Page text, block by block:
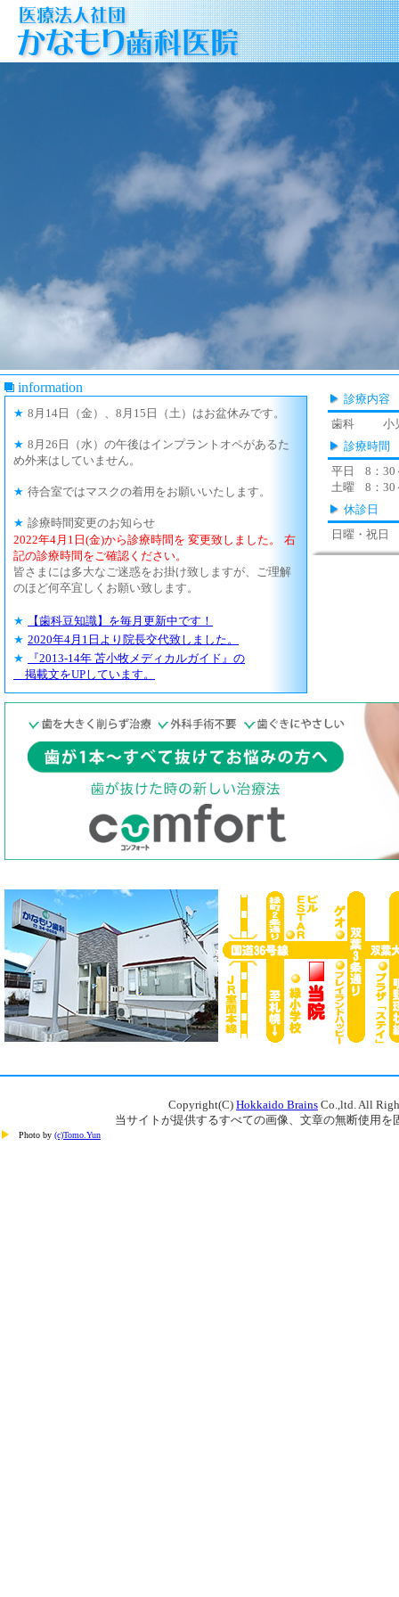
information
★ 8月14日（金）、8月15日（土）はお盆休みです。
★ 8月26日（水）の午後はインプラントオペがあるた
め外来はしていません。
★ 待合室ではマスクの着用をお願いいたします。
★ 診療時間変更のお知らせ
2022年4月1日(金)から診療時間を 変更致しました。
右
記の診療時間をご確認ください。
皆さまには多大なご迷惑をお掛け致しますが、ご理解
のほど何卒宜しくお願い致します。
★
【歯科豆知識】を毎月更新中です！
★ 2020年4月1日より院長交代致しました。
★
『2013-14年 苫小牧メディカルガイド』の
掲載文をUPしています。
診療内容
歯科
小
診療時間
平日
土曜
8：
8：30
休診日
日曜・祝日
Copyright(C) Hokkaido Brains Co.,ltd. All
当サイトが提供するすべての画像、文章の無断使用を
Photo by (c)Tomo.Yun